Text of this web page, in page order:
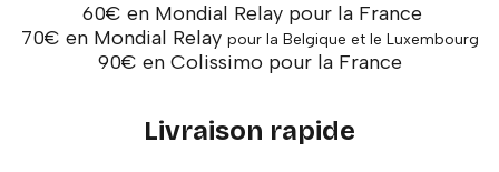
60€ en Mondial Relay pour la France
70€ en Mondial Relay pour la Belgique et le Luxembourg
90€ en Colissimo pour la France
Livraison rapide